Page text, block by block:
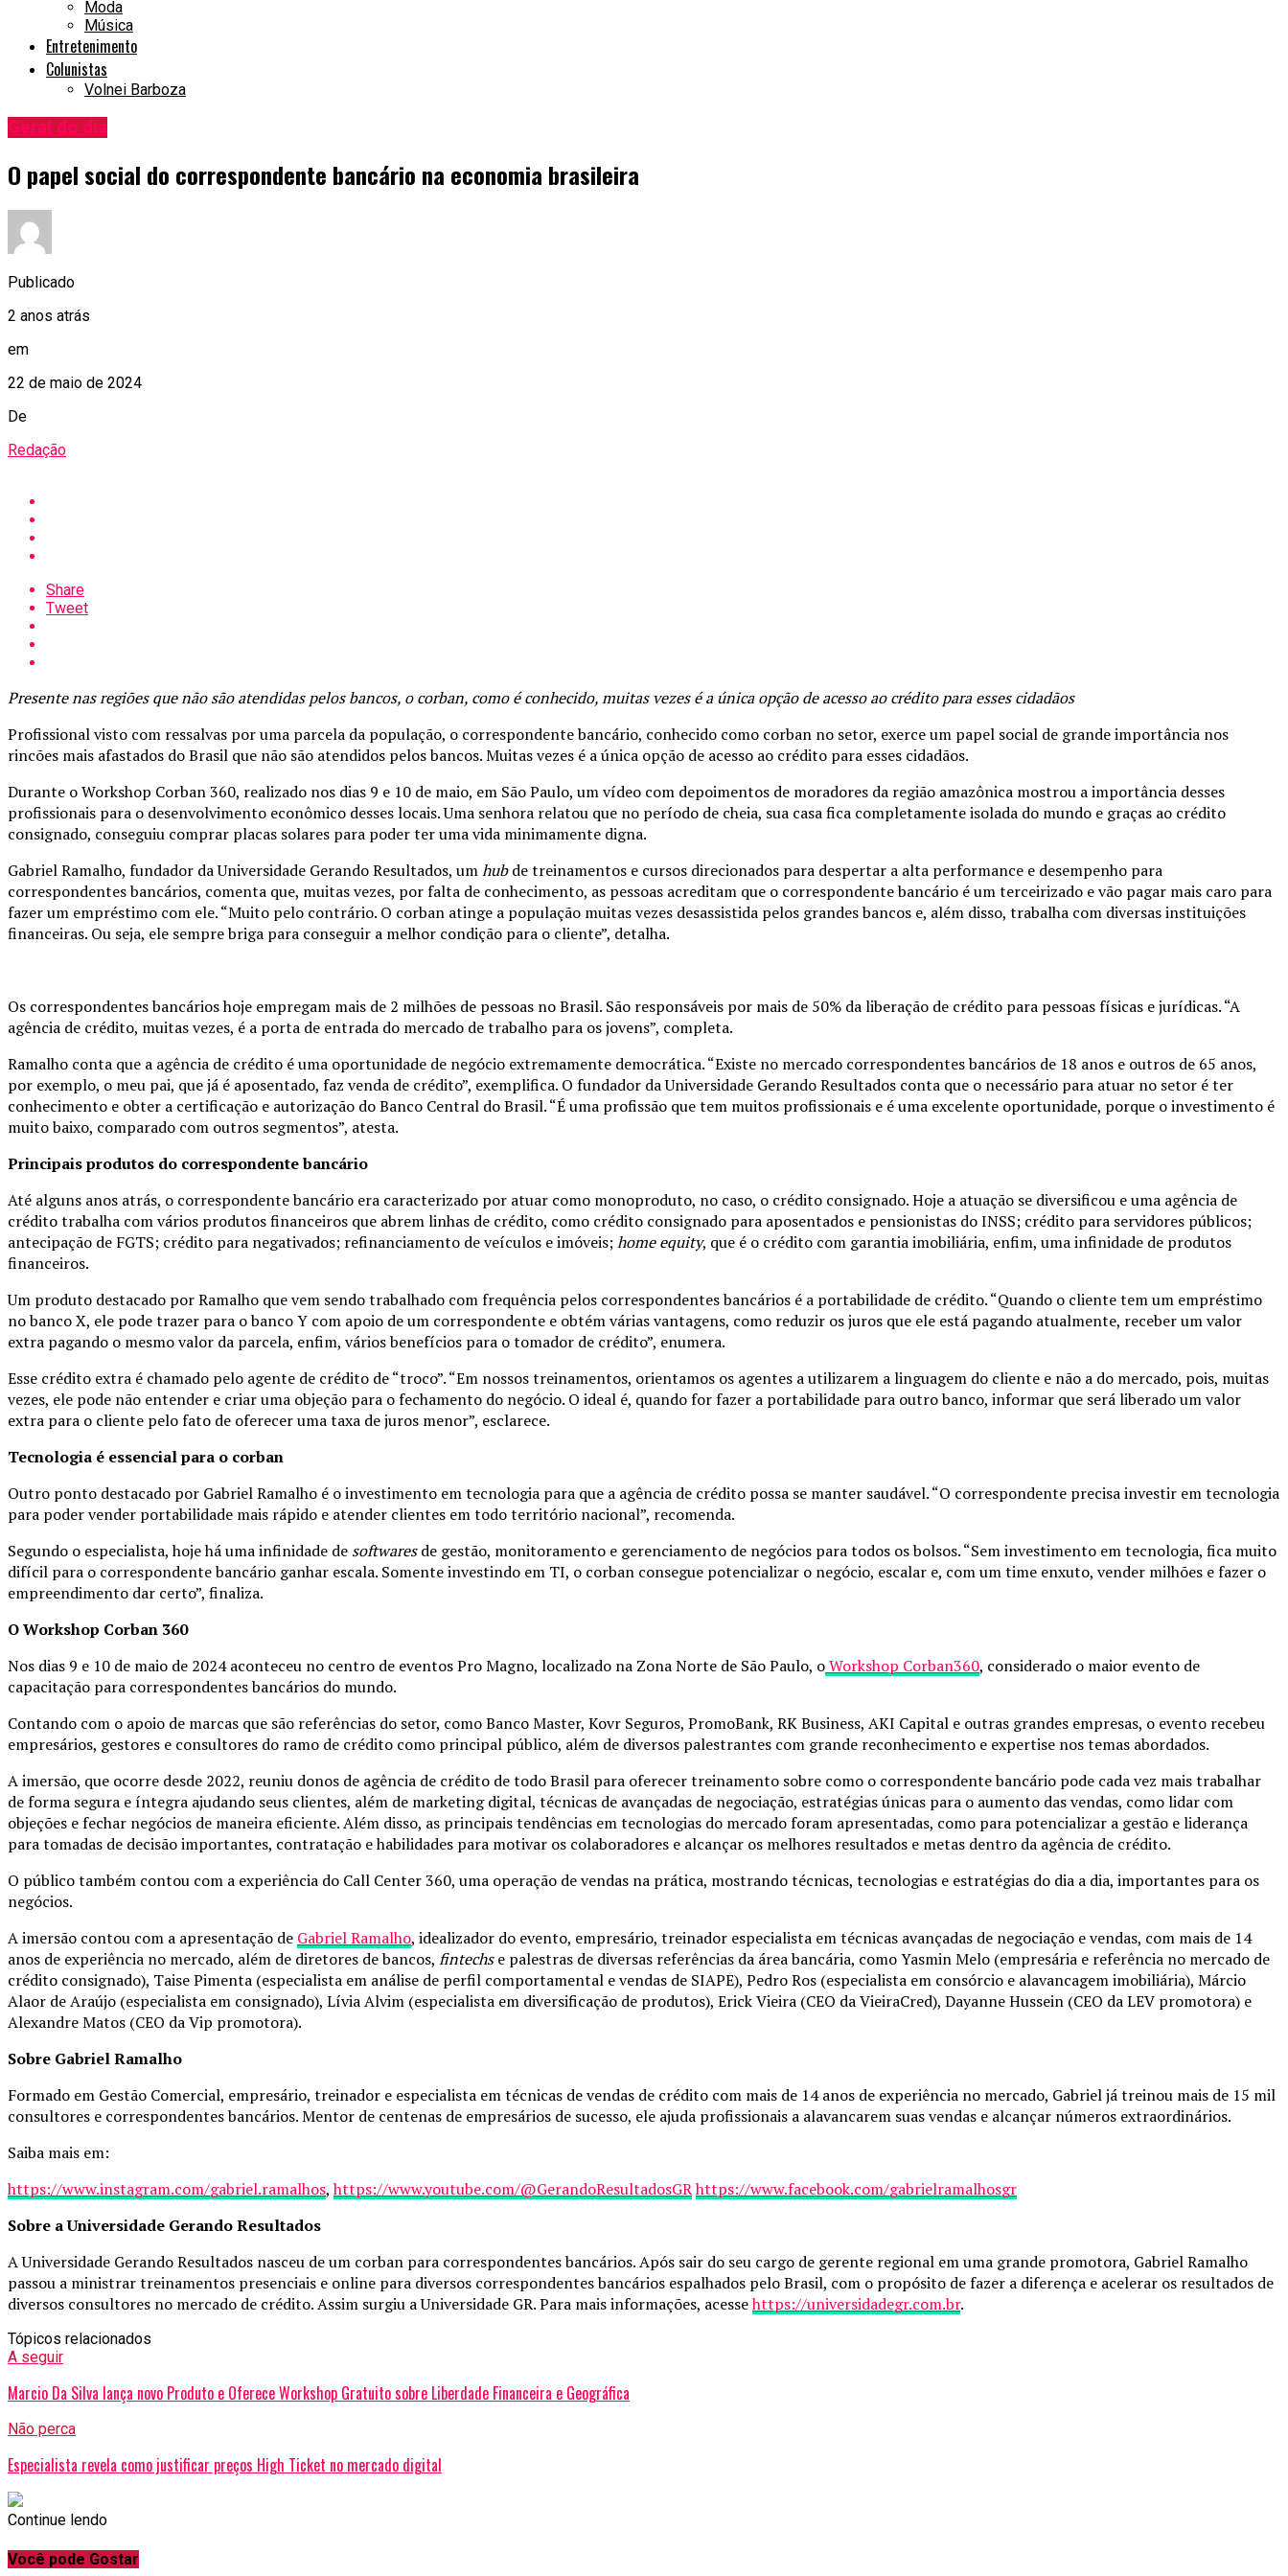
Moda
Música
Entretenimento
Colunistas
Volnei Barboza
Geral do dia
O papel social do correspondente bancário na economia brasileira
Publicado
2 anos atrás
em
22 de maio de 2024
De
Redação
Share
Tweet
Presente nas regiões que não são atendidas pelos bancos, o corban, como é conhecido, muitas vezes é a única opção de acesso ao crédito para esses cidadãos
Profissional visto com ressalvas por uma parcela da população, o correspondente bancário, conhecido como corban no setor, exerce um papel social de grande importância nos
rincões mais afastados do Brasil que não são atendidos pelos bancos. Muitas vezes é a única opção de acesso ao crédito para esses cidadãos.
Durante o Workshop Corban 360, realizado nos dias 9 e 10 de maio, em São Paulo, um vídeo com depoimentos de moradores da região amazônica mostrou a importância desses
profissionais para o desenvolvimento econômico desses locais. Uma senhora relatou que no período de cheia, sua casa fica completamente isolada do mundo e graças ao crédito
consignado, conseguiu comprar placas solares para poder ter uma vida minimamente digna.
Gabriel Ramalho, fundador da Universidade Gerando Resultados, umhubde treinamentos e cursos direcionados para despertar a alta performance e desempenho para
correspondentes bancários, comenta que, muitas vezes, por falta de conhecimento, as pessoas acreditam que o correspondente bancário é um terceirizado e vão pagar mais caro para
fazer um empréstimo com ele. “Muito pelo contrário. O corban atinge a população muitas vezes desassistida pelos grandes bancos e, além disso, trabalha com diversas instituições
financeiras. Ou seja, ele sempre briga para conseguir a melhor condição para o cliente”, detalha.
Os correspondentes bancários hoje empregam mais de 2 milhões de pessoas no Brasil. São responsáveis por mais de 50% da liberação de crédito para pessoas físicas e jurídicas. “A
agência de crédito, muitas vezes, é a porta de entrada do mercado de trabalho para os jovens”, completa.
Ramalho conta que a agência de crédito é uma oportunidade de negócio extremamente democrática. “Existe no mercado correspondentes bancários de 18 anos e outros de 65 anos,
por exemplo, o meu pai, que já é aposentado, faz venda de crédito”, exemplifica. O fundador da Universidade Gerando Resultados conta que o necessário para atuar no setor é ter
conhecimento e obter a certificação e autorização do Banco Central do Brasil. “É uma profissão que tem muitos profissionais e é uma excelente oportunidade, porque o investimento é
muito baixo, comparado com outros segmentos”, atesta.
Principais produtos do correspondente bancário
Até alguns anos atrás, o correspondente bancário era caracterizado por atuar como monoproduto, no caso, o crédito consignado. Hoje a atuação se diversificou e uma agência de
crédito trabalha com vários produtos financeiros que abrem linhas de crédito, como crédito consignado para aposentados e pensionistas do INSS; crédito para servidores públicos;
antecipação de FGTS; crédito para negativados; refinanciamento de veículos e imóveis;home equity, que é o crédito com garantia imobiliária, enfim, uma infinidade de produtos
financeiros.
Um produto destacado por Ramalho que vem sendo trabalhado com frequência pelos correspondentes bancários é a portabilidade de crédito. “Quando o cliente tem um empréstimo
no banco X, ele pode trazer para o banco Y com apoio de um correspondente e obtém várias vantagens, como reduzir os juros que ele está pagando atualmente, receber um valor
extra pagando o mesmo valor da parcela, enfim, vários benefícios para o tomador de crédito”, enumera.
Esse crédito extra é chamado pelo agente de crédito de “troco”. “Em nossos treinamentos, orientamos os agentes a utilizarem a linguagem do cliente e não a do mercado, pois, muitas
vezes, ele pode não entender e criar uma objeção para o fechamento do negócio. O ideal é, quando for fazer a portabilidade para outro banco, informar que será liberado um valor
extra para o cliente pelo fato de oferecer uma taxa de juros menor”, esclarece.
Tecnologia é essencial para o corban
Outro ponto destacado por Gabriel Ramalho é o investimento em tecnologia para que a agência de crédito possa se manter saudável. “O correspondente precisa investir em tecnologia
para poder vender portabilidade mais rápido e atender clientes em todo território nacional”, recomenda.
Segundo o especialista, hoje há uma infinidade de softwaresde gestão, monitoramento e gerenciamento de negócios para todos os bolsos. “Sem investimento em tecnologia, fica muito
difícil para o correspondente bancário ganhar escala. Somente investindo em TI, o corban consegue potencializar o negócio, escalar e, com um time enxuto, vender milhões e fazer o
empreendimento dar certo”, finaliza.
O Workshop Corban 360
Nos dias 9 e 10 de maio de 2024 aconteceu no centro de eventos Pro Magno, localizado na Zona Norte de São Paulo, oWorkshop Corban360, considerado o maior evento de
capacitação para correspondentes bancários do mundo.
Contando com o apoio de marcas que são referências do setor, como Banco Master, Kovr Seguros, PromoBank, RK Business, AKI Capital e outras grandes empresas, o evento recebeu
empresários, gestores e consultores do ramo de crédito como principal público, além de diversos palestrantes com grande reconhecimento e expertise nos temas abordados.
A imersão, que ocorre desde 2022, reuniu donos de agência de crédito de todo Brasil para oferecer treinamento sobre como o correspondente bancário pode cada vez mais trabalhar
de forma segura e íntegra ajudando seus clientes, além de marketing digital, técnicas de avançadas de negociação, estratégias únicas para o aumento das vendas, como lidar com
objeções e fechar negócios de maneira eficiente. Além disso, as principais tendências em tecnologias do mercado foram apresentadas, como para potencializar a gestão e liderança
para tomadas de decisão importantes, contratação e habilidades para motivar os colaboradores e alcançar os melhores resultados e metas dentro da agência de crédito.
O público também contou com a experiência do Call Center 360, uma operação de vendas na prática, mostrando técnicas, tecnologias e estratégias do dia a dia, importantes para os
negócios.
A imersão contou com a apresentação de Gabriel Ramalho, idealizador do evento, empresário, treinador especialista em técnicas avançadas de negociação e vendas, com mais de 14
anos de experiência no mercado, além de diretores de bancos, fintechse palestras de diversas referências da área bancária, como Yasmin Melo (empresária e referência no mercado de
crédito consignado), Taise Pimenta (especialista em análise de perfil comportamental e vendas de SIAPE), Pedro Ros (especialista em consórcio e alavancagem imobiliária), Márcio
Alaor de Araújo (especialista em consignado), Lívia Alvim (especialista em diversificação de produtos), Erick Vieira (CEO da VieiraCred), Dayanne Hussein (CEO da LEV promotora) e
Alexandre Matos (CEO da Vip promotora).
Sobre Gabriel Ramalho
Formado em Gestão Comercial, empresário, treinador e especialista em técnicas de vendas de crédito com mais de 14 anos de experiência no mercado, Gabriel já treinou mais de 15 mil
consultores e correspondentes bancários. Mentor de centenas de empresários de sucesso, ele ajuda profissionais a alavancarem suas vendas e alcançar números extraordinários.
Saiba mais em:
https://www.instagram.com/gabriel.ramalhos,https://www.youtube.com/@GerandoResultadosGRhttps://www.facebook.com/gabrielramalhosgr
Sobre a Universidade Gerando Resultados
A Universidade Gerando Resultados nasceu de um corban para correspondentes bancários. Após sair do seu cargo de gerente regional em uma grande promotora, Gabriel Ramalho
passou a ministrar treinamentos presenciais e online para diversos correspondentes bancários espalhados pelo Brasil, com o propósito de fazer a diferença e acelerar os resultados de
diversos consultores no mercado de crédito. Assim surgiu a Universidade GR. Para mais informações, acessehttps://universidadegr.com.br.
Tópicos relacionados
A seguir
Marcio Da Silva lança novo Produto e Oferece Workshop Gratuito sobre Liberdade Financeira e Geográfica
Não perca
Especialista revela como justificar preços High Ticket no mercado digital
Continue lendo
Você pode Gostar